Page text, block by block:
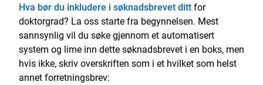
Hva bør du inkludere i søknadsbrevet dittfor
doktorgrad? La oss starte fra begynnelsen. Mest
sannsynlig vil du søke gjennom et automatisert
system og lime inn dette søknadsbrevet i en boks, men
hvis ikke, skriv overskriften som i et hvilket som helst
annet forretningsbrev: